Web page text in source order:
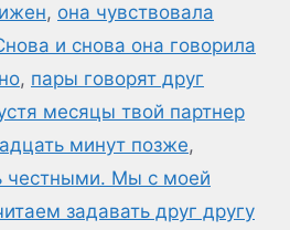
, она чувствовала
и снова она говорила
, пары говорят друг
месяцы твой партнер
минут позже,
честными. Мы с моей
задавать друг другу